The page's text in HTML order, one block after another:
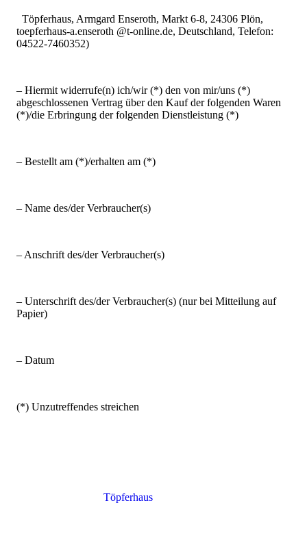
Töpferhaus, Armgard Enseroth, Markt 6-8, 24306 Plön,
toepferhaus-a.enseroth @t-online.de, Deutschland, Telefon:
04522-7460352)
– Hiermit widerrufe(n) ich/wir (*) den von mir/uns (*)
abgeschlossenen Vertrag über den Kauf der folgenden Waren
(*)/die Erbringung der folgenden Dienstleistung (*)
– Bestellt am (*)/erhalten am (*)
– Name des/der Verbraucher(s)
– Anschrift des/der Verbraucher(s)
– Unterschrift des/der Verbraucher(s) (nur bei Mitteilung auf
Papier)
– Datum
(*) Unzutreffendes streichen
Töpferhaus